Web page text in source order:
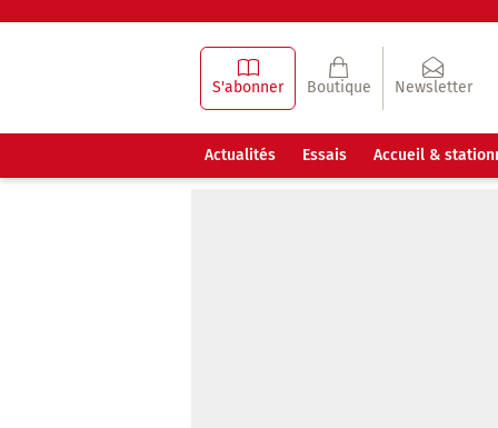
S'abonner Boutique Newsletter
Actualités Essais Accueil &